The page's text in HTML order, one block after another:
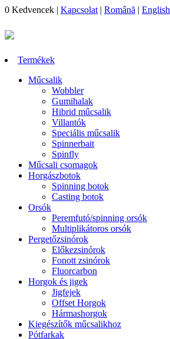
0 Kedvencek | Kapcsolat | Română | English
Termékek
Műcsalik
Wobbler
Gumihalak
Hibrid műcsalik
Villantók
Speciális műcsalik
Spinnerbait
Spinfly
Műcsali csomagok
Horgászbotok
Spinning botok
Casting botok
Orsók
Peremfutó/spinning orsók
Multiplikátoros orsók
Pergetőzsinórok
Előkezsinórok
Fonott zsinórok
Fluorcarbon
Horgok és jigek
Jigfejek
Offset Horgok
Hármashorgok
Kiegészítők műcsalikhoz
Pótfarkak